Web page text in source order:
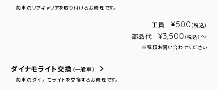
一般車のリアキャリアを取り付けるお修理です。
工賃 ¥500 （税込）
部品代 ¥3,500 （税込） ～
※種類お問い合わせください
ダイナモライト交換 （一般車）
一般車のダイナモライトを交換するお修理です。